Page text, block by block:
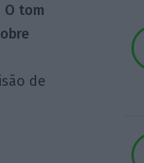
O tom
de